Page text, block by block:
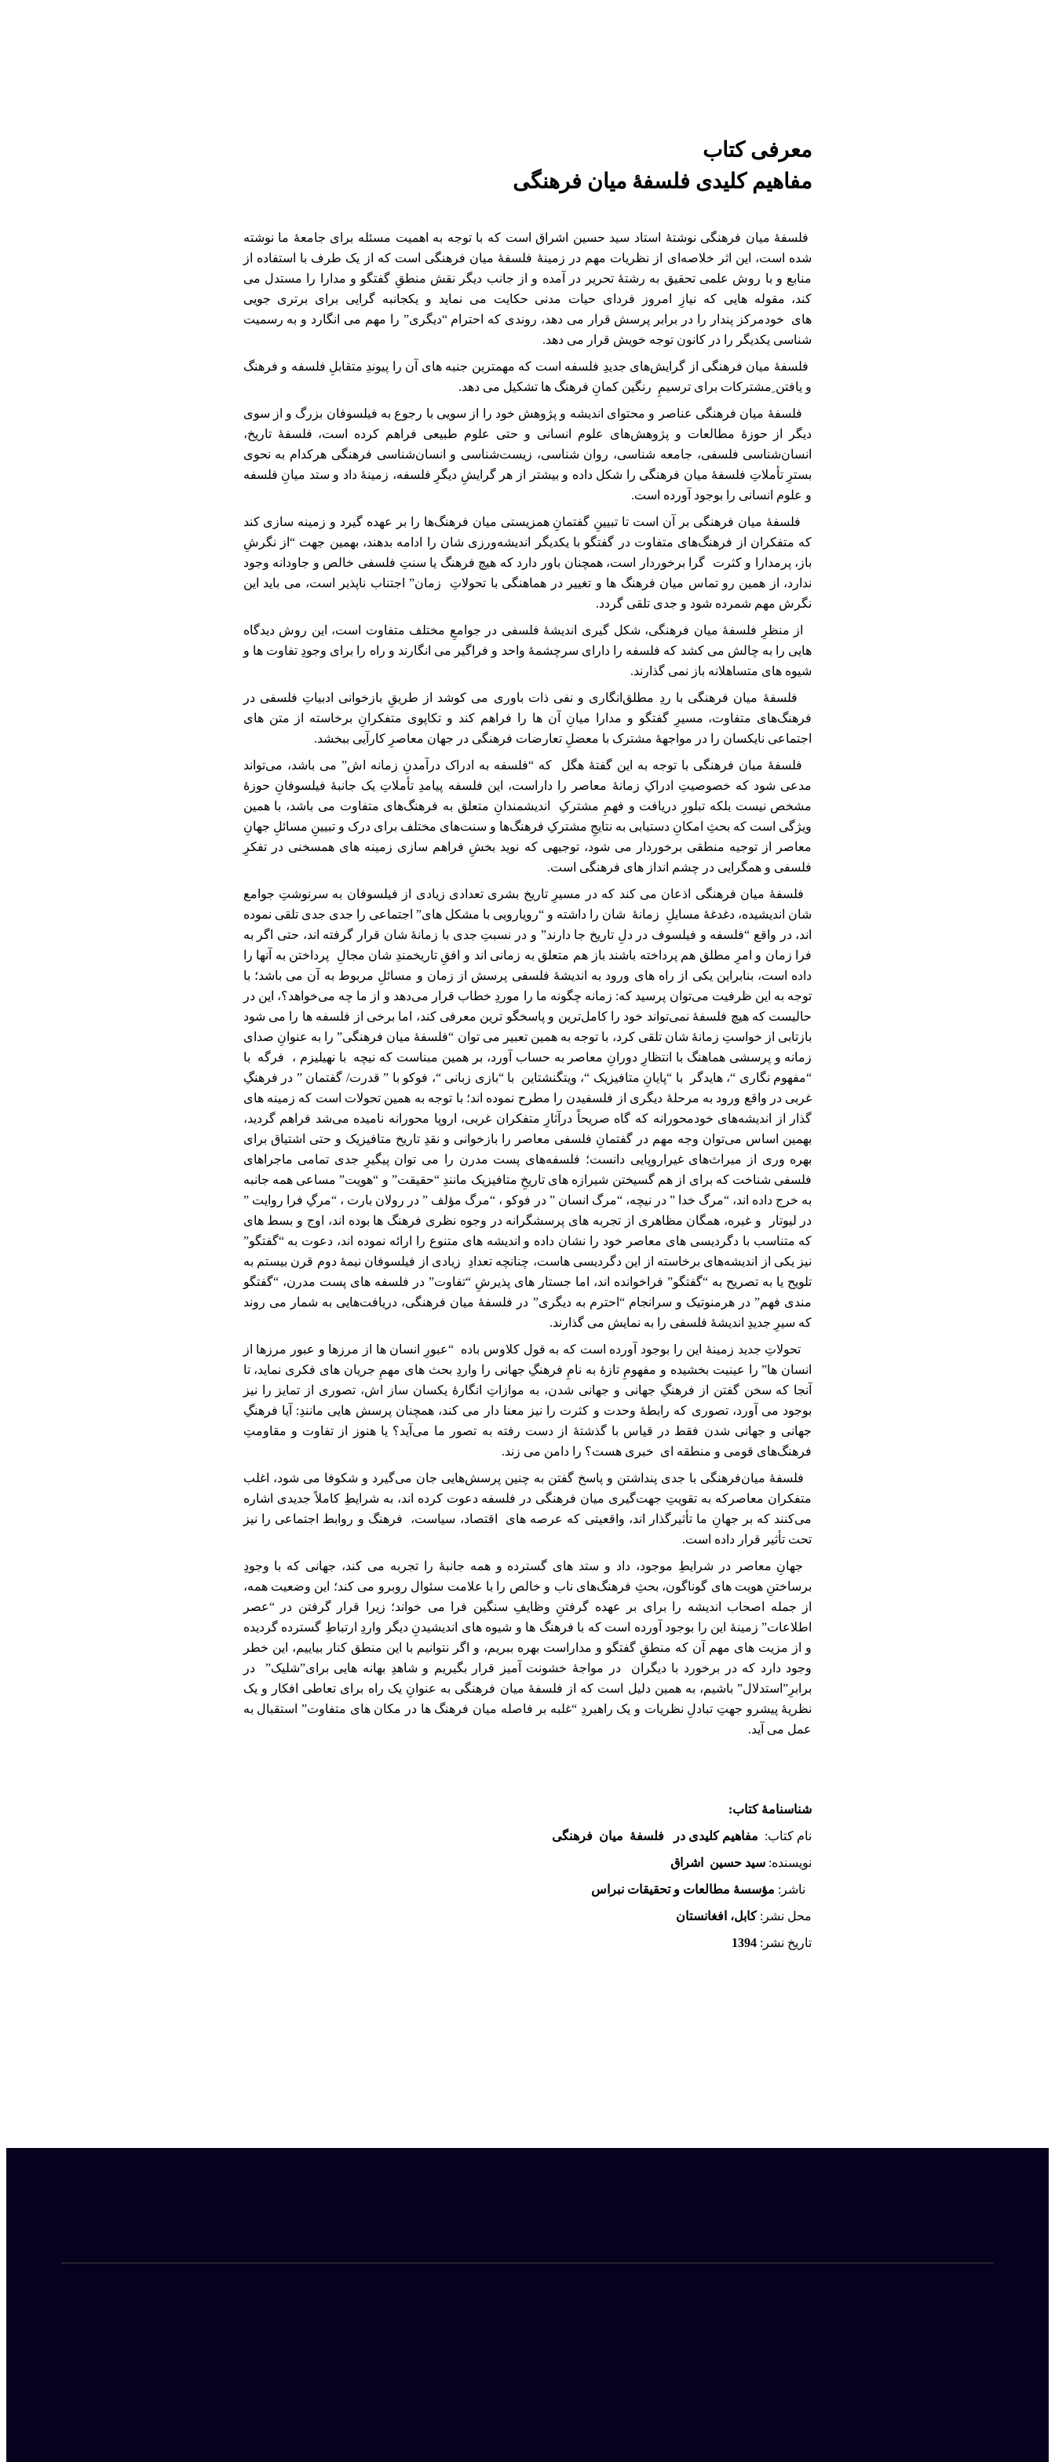
معرفی کتاب
مفاهیم کلیدی فلسفۀ میان فرهنگی
فلسفۀ میان‌ فرهنگی نوشتۀ استاد سید حسین اشراق است که با توجه به اهمیت مسئله برای جامعۀ ما نوشته
شده است، این اثر خلاصه‌ای از نظریات مهم در زمینۀ فلسفۀ میان‌ فرهنگی است که از یک طرف با استفاده از
منابع و با روش علمی تحقیق به رشتۀ تحریر در آمده و از جانب دیگر نقش منطقِ گفتگو و مدارا را مستدل می
کند، مقوله هایی که نیازِ امروز فردای حیات مدنی حکایت می نماید و یکجانبه گرایی برای برتری جویی
های خودمرکز پندار را در برابر پرسش قرار می دهد، روندی که احترام “دیگری” را مهم می انگارد و به رسمیت
شناسی یکدیگر را در کانون توجه خویش قرار می دهد.
فلسفۀ میان‌ فرهنگی از گرایش‌های جدیدِ فلسفه است که مهمترین جنبه های آن را پیوندِ متقابلِ فلسفه و فرهنگ
و یافتن ِمشترکات برای ترسیمِ رنگین کمانِ فرهنگ ها تشکیل می دهد.
فلسفۀ میان فرهنگی عناصر و محتوای اندیشه و پژوهش خود را از سویی با رجوع به فیلسوفان بزرگ و از سوی
دیگر از حوزۀ مطالعات و پژوهش‌های علوم انسانی و حتی علوم طبیعی فراهم کرده است، فلسفۀ تاریخ،
انسان‌شناسی فلسفی، جامعه شناسی، روان‌ شناسی، زیست‌شناسی و انسان‌شناسی فرهنگی هرکدام به نحوی
بسترِ تأملاتِ فلسفۀ میان فرهنگی را شکل داده و بیشتر از هر گرایشِ دیگرِ فلسفه، زمینۀ داد و ستد میانِ فلسفه
و علوم انسانی را بوجود آورده است.
فلسفۀ میان‌ فرهنگی بر آن است تا تبیینِ گفتمانِ همزیستی میان فرهنگ‌ها را بر عهده گیرد و زمینه سازی کند
که متفکران از فرهنگ‌های متفاوت در گفتگو با یکدیگر اندیشه‌ورزی شان را ادامه بدهند، بهمین جهت “از نگرشِ
باز، پرمدارا و کثرت گرا برخوردار است، همچنان باور دارد که هیچ فرهنگ یا سنتِ فلسفی خالص و جاودانه وجود
ندارد، از همین رو تماس میان فرهنگ ها و تغییر در هماهنگی با تحولاتِ زمان” اجتناب ناپذیر است، می باید این
نگرش مهم شمرده شود و جدی تلقی گردد.
از منظرِ فلسفۀ میان فرهنگی، شکل گیری اندیشۀ فلسفی در جوامعِ مختلف متفاوت است، این روش دیدگاه
هایی را به چالش می کشد که فلسفه را دارای سرچشمۀ واحد و فراگیر می انگارند و راه را برای وجودِ تفاوت ها و
شیوه های متساهلانه باز نمی گذارند.
فلسفۀ میان ‌فرهنگی با ردِ مطلق‌انگاری و نفی ‌ذات باوری می کوشد از طریقِ بازخوانی ادبیاتِ فلسفی در
فرهنگ‌های متفاوت، مسیرِ گفتگو و مدارا میانِ آن ها را فراهم کند و تکاپوی متفکرانِ برخاسته از متن های
اجتماعی نایکسان را در مواجهۀ مشترک با معضلِ تعارضات فرهنگی در جهان معاصرِ کارآیی ببخشد.
فلسفۀ میان ‌فرهنگی با توجه به این گفتۀ هگل که “فلسفه به ادراک درآمدنِ زمانه‌ اش” می باشد، می‌تواند
مدعی شود که خصوصیتِ ادراکِ زمانۀ معاصر را داراست، این فلسفه پیامدِ تأملاتِ یک جانبۀ فیلسوفانِ حوزۀ
مشخص نیست بلکه تبلورِ دریافت و فهمِ مشترکِ اندیشمندانِ متعلق به فرهنگ‌های متفاوت می باشد، با همین
ویژگی است که بحثِ امکانِ دستیابی به نتایجِ مشترکِ فرهنگ‌ها و سنت‌های مختلف برای درک و تبیینِ مسائلِ جهانِ
معاصر از توجیه منطقی برخوردار می شود، توجیهی که نوید بخشِ فراهم سازی زمینه های همسخنی در تفکرِ
فلسفی و همگرایی در چشم انداز های فرهنگی است.
فلسفۀ میان فرهنگی اذعان می کند که در مسیرِ تاریخ بشری تعدادی زیادی از فیلسوفان به سرنوشتِ جوامع
شان ‌اندیشیده‌، دغدغۀ مسایلِ زمانۀ شان را داشته و “رویارویی با مشکل های” اجتماعی را جدی جدی تلقی نموده
اند، در واقع “فلسفه و فیلسوف در دلِ تاریخ جا دارند” و در نسبتِ جدی با زمانۀ ‌شان قرار گرفته اند، حتی اگر به
فرا زمان و امرِ مطلق هم پرداخته باشند باز هم متعلق به زمانی اند و افقِ تاریخمندِ شان مجالِ پرداختن به آنها را
داده‌ است، بنابراین یکی از راه ‌های ورود به اندیشۀ فلسفی پرسش از زمان و مسائلِ مربوط به آن می باشد؛ با
توجه به این ظرفیت می‌توان پرسید که: زمانه چگونه ما را موردِ خطاب قرار می‌دهد و از ما چه می‌خواهد؟، این در
حالیست که هیچ فلسفۀ نمی‌تواند خود را کامل‌ترین و پاسخگو ترین معرفی کند، اما برخی از فلسفه ها را می شود
بازتابی از خواستِ زمانۀ شان تلقی کرد، با توجه به همین تعبیر می توان “فلسفۀ میان‌ فرهنگی” را به عنوانِ صدای
زمانه و پرسشی هماهنگ با انتظارِ دورانِ معاصر به حساب آورد، بر همین مبناست که نیچه با نهیلیزم ، فرگه با
“مفهوم نگاری “، هایدگر با “پایانِ متافیزیک “، ویتگنشتاین با “بازی زبانی “، فوکو با ” قدرت/ گفتمان ” در فرهنگِ
غربی در واقع ورود به مرحلۀ دیگری از فلسفیدن را مطرح نموده اند؛ با توجه به همین تحولات است که زمینه های
گذار از اندیشه‌های خودمحورانه که گاه صریحاً درآثارِ متفکران غربی، اروپا محورانه نامیده می‌شد فراهم گردید،
بهمین اساس می‌توان وجه مهم در گفتمانِ فلسفی معاصر را بازخوانی و نقدِ تاریخ متافیزیک و حتی اشتیاق برای
بهره وری از میراث‌های غیراروپایی دانست؛ فلسفه‌های پست‌ مدرن را می توان پیگیرِ جدی تمامی ماجراهای
فلسفی شناخت که برای از هم گسیختن شیرازه ‌های تاریخِ متافیزیک مانندِ “حقیقت” و “هویت” مساعی همه جانبه
به خرج داده اند، “مرگ خدا ” در نیچه، “مرگ انسان ” در فوکو ، “مرگ مؤلف ” در رولان بارت ، “مرگِ فرا روایت ”
در لیوتار و غیره، همگان مظاهری از تجربه های پرسشگرانه در وجوه نظری فرهنگ ها بوده اند، اوج و بسط های
که متناسب با دگردیسی های معاصر خود را نشان داده و اندیشه های متنوع را ارائه نموده اند، دعوت به “گفتگو”
نیز یکی از اندیشه‌های برخاسته از این دگردیسی هاست، چنانچه تعدادِ زیادی از فیلسوفان نیمۀ دوم قرن بیستم به
تلویح یا به تصریح به “گفتگو” فراخوانده اند، اما جستار های پذیرشِ “تفاوت” در فلسفه‌ های پست مدرن، “گفتگو
مندی فهم” در هرمنوتیک و سرانجام “احترم به دیگری” در فلسفۀ میان‌ فرهنگی، دریافت‌هایی به شمار می روند
که سیرِ جدیدِ اندیشۀ فلسفی را به نمایش می گذارند.
تحولاتِ جدید زمینۀ این را بوجود آورده است که به قول کلاوس باده “عبورِ انسان ها از مرزها و عبور مرزها از
انسان ها” را عینیت بخشیده و مفهومِ تازۀ به نامِ فرهنگِ جهانی را واردِ بحث های مهمِ جریان های فکری نماید، تا
آنجا که سخن گفتن از فرهنگِ جهانی و جهانی شدن، به موازاتِ انگارۀ یکسان ساز اش، تصوری از تمایز را نیز
بوجود می آورد، تصوری که رابطۀ وحدت و کثرت را نیز معنا دار می کند، همچنان پرسش هایی مانندِ: آیا فرهنگِ
جهانی و جهانی شدن فقط در قیاس با گذشتۀ از دست ‌رفته به تصور ما می‌آید؟ یا هنوز از تفاوت و مقاومتِ
فرهنگ‌های قومی و منطقه ای خبری هست؟ را دامن می زند.
فلسفۀ میا‌ن‌فرهنگی با جدی پنداشتن و پاسخ گفتن به چنین پرسش‌هایی جان می‌گیرد و شکوفا می شود، اغلب
متفکران معاصرکه به تقویتِ جهت‌گیری میان ‌فرهنگی در فلسفه دعوت کرده ‌اند، به شرایطِ کاملاً جدیدی اشاره
می‌کنند که بر جهانِ ما تأثیرگذار اند، واقعیتی که عرصه های اقتصاد، سیاست، فرهنگ و روابط اجتماعی را نیز
تحت تأثیر قرار داده است.
جهانِ معاصر در شرایطِ موجود، داد و ستد های گسترده و همه‌ جانبۀ را تجربه می کند، جهانی که با وجودِ
برساختنِ هویت های گوناگون، بحثِ فرهنگ‌های ناب و خالص را با علامت سئوال روبرو می کند؛‌ این وضعیت همه،
از جمله اصحاب اندیشه را برای بر عهده گرفتنِ وظایفِ سنگین فرا می خواند؛ زیرا قرار گرفتن در “عصر
اطلاعات” زمینۀ این را بوجود آورده است که با فرهنگ ها و شیوه های اندیشیدنِ دیگر واردِ ارتباطِ گسترده گردیده
و از مزیت های مهم آن که منطقِ گفتگو و مداراست بهره ببریم، و اگر نتوانیم با این منطق کنار بیاییم، این خطر
وجود دارد که در برخورد با دیگران در مواجۀ خشونت آمیز قرار بگیریم و شاهدِ بهانه هایی برای”شلیک” در
برابرِ”استدلال” باشیم، به همین دلیل است که از فلسفۀ میان فرهنگی به عنوانِ یک راه برای تعاطی افکار و یک
نظریۀ پیشرو جهتِ تبادلِ نظریات و یک راهبردِ “غلبه بر فاصله میان فرهنگ ها در مکان های متفاوت” استقبال به
عمل می آید.
شناسنامۀ کتاب:
نام کتاب: مفاهیم کلیدی در فلسفۀ میان فرهنگی
نویسنده: سید حسین
اشراق
ناشر: مؤسسۀ مطالعات و تحقیقات نبراس
محل نشر:کابل، افغانستان
تاریخ نشر: 1394